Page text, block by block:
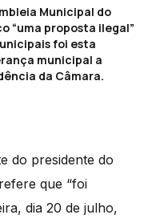
Municipal do
“uma proposta ilegal”
foi esta
municipal a
da Câmara.
do presidente do
que “foi
dia 20 de julho,